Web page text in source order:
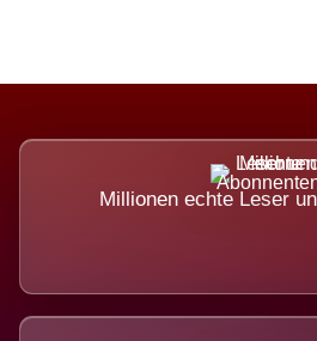
Millionen echte Leser